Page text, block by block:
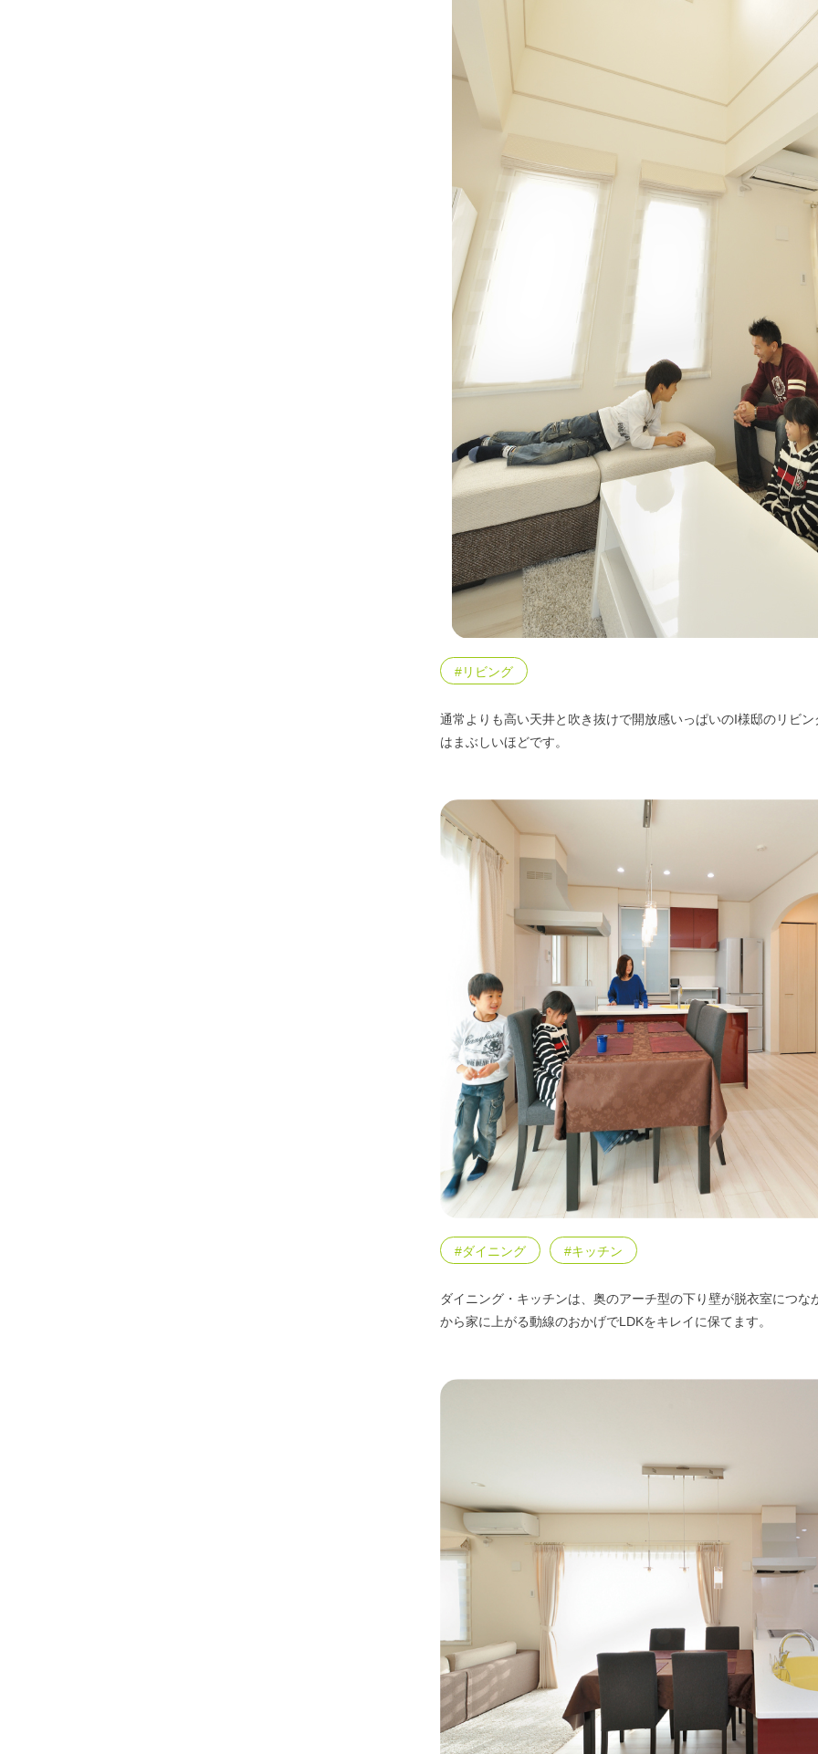
WITHEARTH HOME の BEST
エリア限定商品
#リビング
通常よりも高い天井と吹き抜けで開放感いっぱいのI様邸のリビ
はまぶしいほどです。
#ダイニング #キッチン
ダイニング・キッチンは、奥のアーチ型の下り壁が脱衣室につ
から家に上がる動線のおかげでLDKをキレイに保てます。